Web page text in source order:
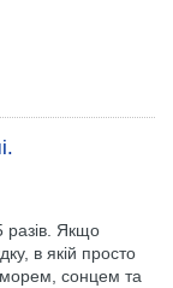
разів. Якщо
в якій просто
сонцем та